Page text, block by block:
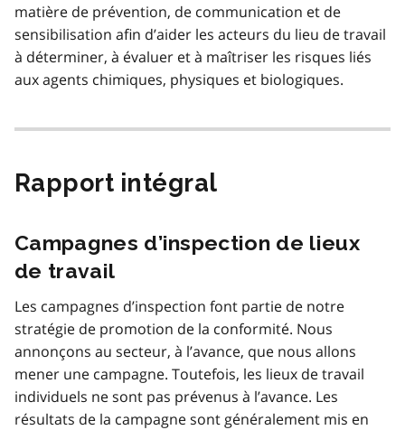
matière de prévention, de communication et de
sensibilisation afin d’aider les acteurs du lieu de travail
à déterminer, à évaluer et à maîtriser les risques liés
aux agents chimiques, physiques et biologiques.
Rapport intégral
Campagnes d’inspection de lieux
de travail
Les campagnes d’inspection font partie de notre
stratégie de promotion de la conformité. Nous
annonçons au secteur, à l’avance, que nous allons
mener une campagne. Toutefois, les lieux de travail
individuels ne sont pas prévenus à l’avance. Les
résultats de la campagne sont généralement mis en